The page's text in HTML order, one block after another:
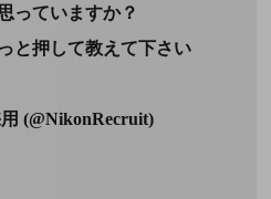
っていますか？
と押して教えて下さい
(@NikonRecruit)